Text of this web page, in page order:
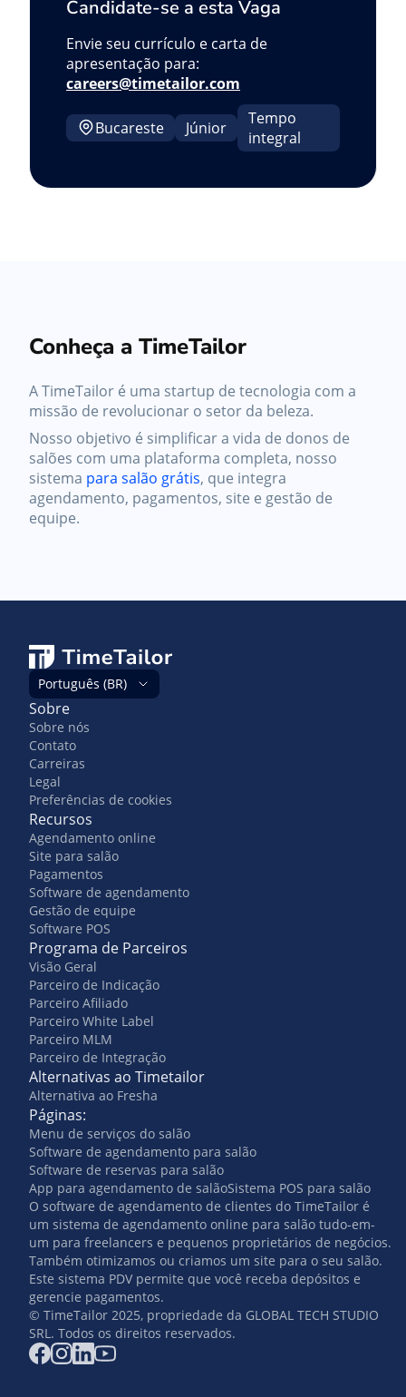
Candidate-se a esta Vaga
Envie seu currículo e carta de
apresentação para:
careers@timetailor.com
Bucareste Júnior
Tempo
integral
Conheça a TimeTailor
A TimeTailor é uma startup de tecnologia com a
missão de revolucionar o setor da beleza.
Nosso objetivo é simplificar a vida de donos de
salões com uma plataforma completa, nosso
sistema para salão grátis, que integra
agendamento, pagamentos, site e gestão de
equipe.
Português (BR)
Sobre
Sobre nós
Contato
Carreiras
Legal
Preferências de cookies
Recursos
Agendamento online
Site para salão
Pagamentos
Software de agendamento
Gestão de equipe
Software POS
Programa de Parceiros
Visão Geral
Parceiro de Indicação
Parceiro Afiliado
Parceiro White Label
Parceiro MLM
Parceiro de Integração
Alternativas ao Timetailor
Alternativa ao Fresha
Páginas:
Menu de serviços do salão
Software de agendamento para salão
Software de reservas para salão
App para agendamento de salãoSistema POS para salão
O software de agendamento de clientes do TimeTailor é
um sistema de agendamento online para salão tudo-em-
um para freelancers e pequenos proprietários de negócios.
Também otimizamos ou criamos um site para o seu salão.
Este sistema PDV permite que você receba depósitos e
gerencie pagamentos.
© TimeTailor 2025, propriedade da GLOBAL TECH STUDIO
SRL. Todos os direitos reservados.